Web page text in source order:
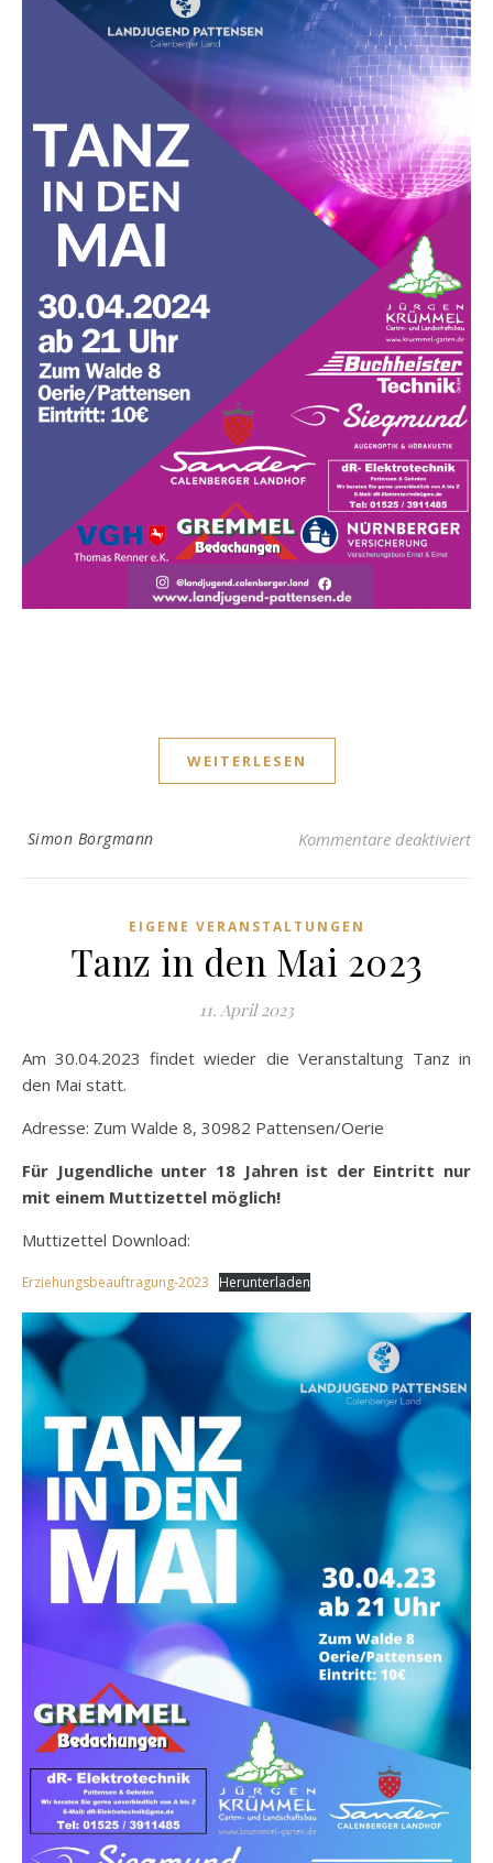
WEITERLESEN
Simon Borgmann Kommentare deaktiviertfür
EIGENE VERANSTALTUNGEN
Tanz in den Mai 2023
11. April 2023
Am 30.04.2023 findet wieder die Veranstaltung Tanz in
den Mai statt.
Adresse: Zum Walde 8, 30982 Pattensen/Oerie
Für Jugendliche unter 18 Jahren ist der Eintritt nur
mit einem Muttizettel möglich!
Muttizettel Download:
Erziehungsbeauftragung-2023 Herunterladen